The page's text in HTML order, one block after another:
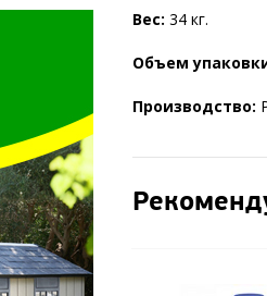
Вес: 34 кг.
Объем
Производство: